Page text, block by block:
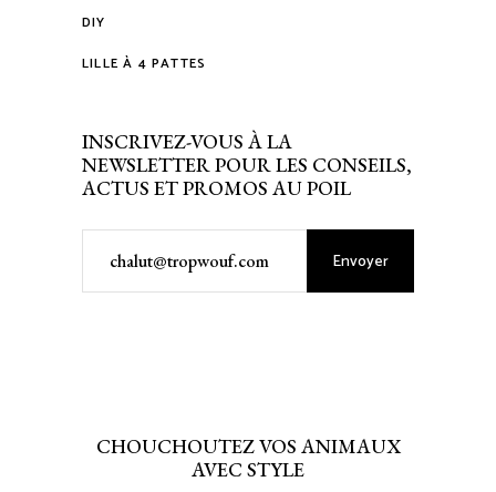
DIY
LILLE À 4 PATTES
INSCRIVEZ-VOUS À LA
NEWSLETTER POUR LES CONSEILS,
ACTUS ET PROMOS AU POIL
Envoyer
CHOUCHOUTEZ VOS ANIMAUX
AVEC STYLE